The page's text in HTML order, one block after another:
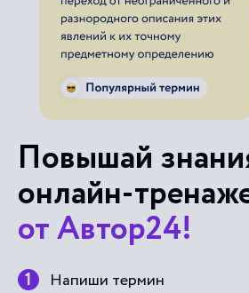
Повышай
онлайн-
от Автор24!
Напиши термин